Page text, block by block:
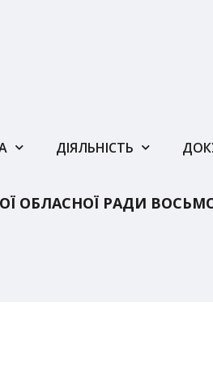
ДІЯЛЬНІСТЬ
ОБЛАСНОЇ РАДИ